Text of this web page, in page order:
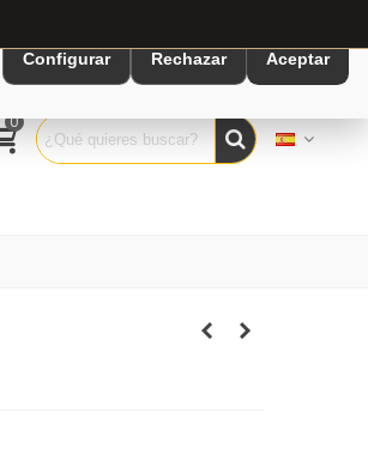
0
Configurar Rechazar Aceptar